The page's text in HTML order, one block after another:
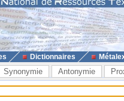
Dictionnaires
Synonymie Antonymie